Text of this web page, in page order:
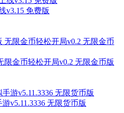
v3.15 免费版
限金币轻松开局v0.2 无限金币版
v5.11.3336 无限货币版